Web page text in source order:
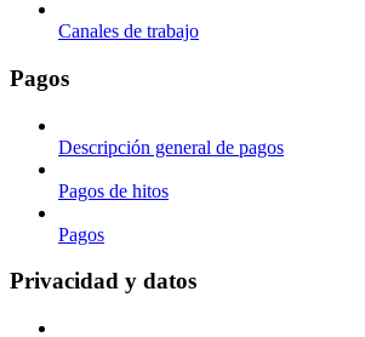
Canales de trabajo
Pagos
Descripción general de pagos
Pagos de hitos
Pagos
Privacidad y datos